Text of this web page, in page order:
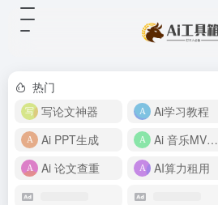
热门
写论文神器
Ai学习教程
Ai PPT生成
Ai 音乐MV制作
Ai 论文查重
AI算力租用